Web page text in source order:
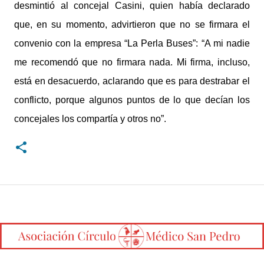
desmintió al concejal Casini, quien había declarado
que, en su momento, advirtieron que no se firmara el
convenio con la empresa “La Perla Buses”: “A mi nadie
me recomendó que no firmara nada. Mi firma, incluso,
está en desacuerdo, aclarando que es para destrabar el
conflicto, porque algunos puntos de lo que decían los
concejales los compartía y otros no”.